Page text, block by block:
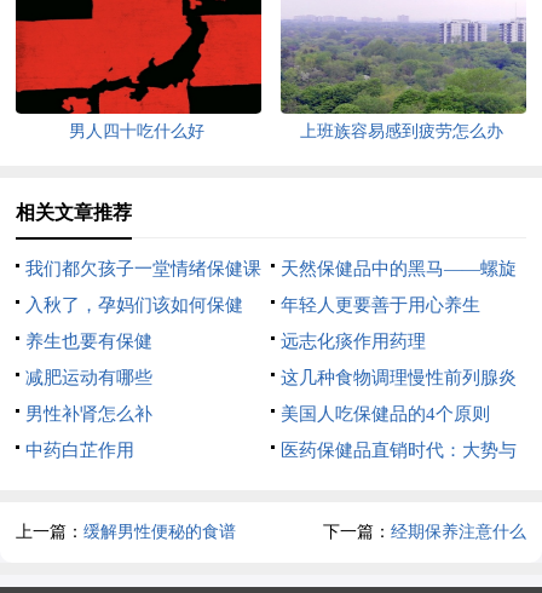
男人四十吃什么好 上班族容易感到疲劳怎么办
相关文章推荐
我们都欠孩子一堂情绪保健课
天然保健品中的黑马——螺旋
藻
入秋了，孕妈们该如何保健
呢？
年轻人更要善于用心养生
养生也要有保健
远志化痰作用药理
减肥运动有哪些
这几种食物调理慢性前列腺炎
疾病
男性补肾怎么补
美国人吃保健品的4个原则
中药白芷作用
医药保健品直销时代：大势与
上一篇：缓解男性便秘的食谱 下一篇： 经期保养注意什么